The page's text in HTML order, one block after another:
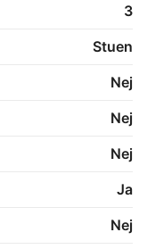
3
Stuen
Nej
Nej
Nej
Ja
Nej